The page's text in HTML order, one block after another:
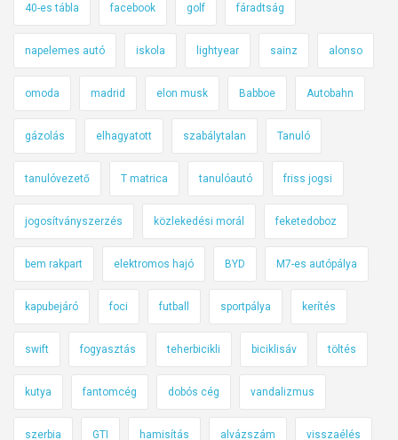
40-es tábla facebook golf fáradtság
napelemes autó iskola lightyear sainz alonso
omoda madrid elon musk Babboe Autobahn
gázolás elhagyatott szabálytalan Tanuló
tanulóvezető T matrica tanulóautó friss jogsi
jogosítványszerzés közlekedési morál feketedoboz
bem rakpart elektromos hajó BYD M7-es autópálya
kapubejáró foci futball sportpálya kerítés
swift fogyasztás teherbicikli biciklisáv töltés
kutya fantomcég dobós cég vandalizmus
szerbia GTI hamisítás alvázszám visszaélés